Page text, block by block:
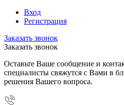
Вход
Регистрация
Заказать звонок
Заказать звонок
Оставьте Ваше сообщение и
специалисты свяжутся с Вами в
решения Вашего вопроса.